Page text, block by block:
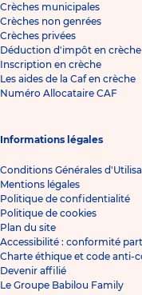
Crèches municipales
Crèches non genrées
Crèches privées
Déduction d'impôt en crèche
Inscription en crèche
Les aides de la Caf en crèche
Numéro Allocataire CAF
Informations légales
Conditions Générales
Mentions légales
Politique de confidentialité
Politique de cookies
Plan du site
Accessibilité : conformité
Charte éthique et code anti-
Devenir affilié
Le Groupe Babilou Family